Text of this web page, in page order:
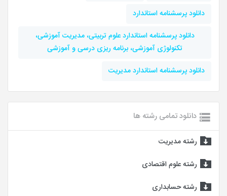
دانلود پرسشنامه استاندارد
دانلود پرسشنامه استاندارد علوم تربیتی، مدیریت آموزشی،
تکنولوژی آموزشی، برنامه ریزی درسی و آموزشی
دانلود پرسشنامه استاندارد مدیریت
دانلود تمامی رشته ها
رشته مدیریت
رشته علوم اقتصادی
رشته حسابداری